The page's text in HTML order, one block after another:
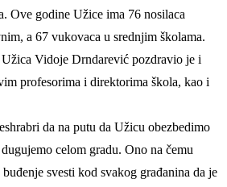
Ove godine Užice ima 76 nosilaca
a 67 vukovaca u srednjim školama.
Vidoje Drndarević pozdravio je i
profesorima i direktorima škola, kao i
da na putu da Užicu obezbedimo
celom gradu. Ono na čemu
svesti kod svakog građanina da je